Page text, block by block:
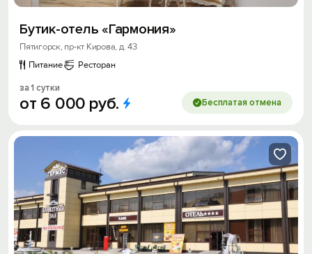
Бутик-отель «Гармония»
Пятигорск, пр-кт Кирова, д. 43
Питание
Ресторан
за 1 сутки
от 6 000 руб. Бесплатая отмена